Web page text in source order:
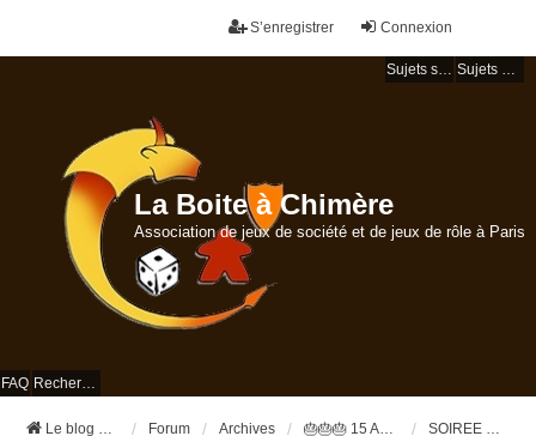
Connexion
S’enregistrer
Sujets sans réponse Sujets actifs
La Boite à Chimère
Association de jeux de société et de jeux de rôle à Paris
FAQ Rechercher
Le blog de la Boite à Chimère Forum Archives 🎂🎂🎂 15 ANS DE LA BOÎTE A CHIMÈRE 🎂🎂🎂 SOIREE D'ANNIVERSAIRE - SAMEDI 12 OCTOBRE - PANTIN